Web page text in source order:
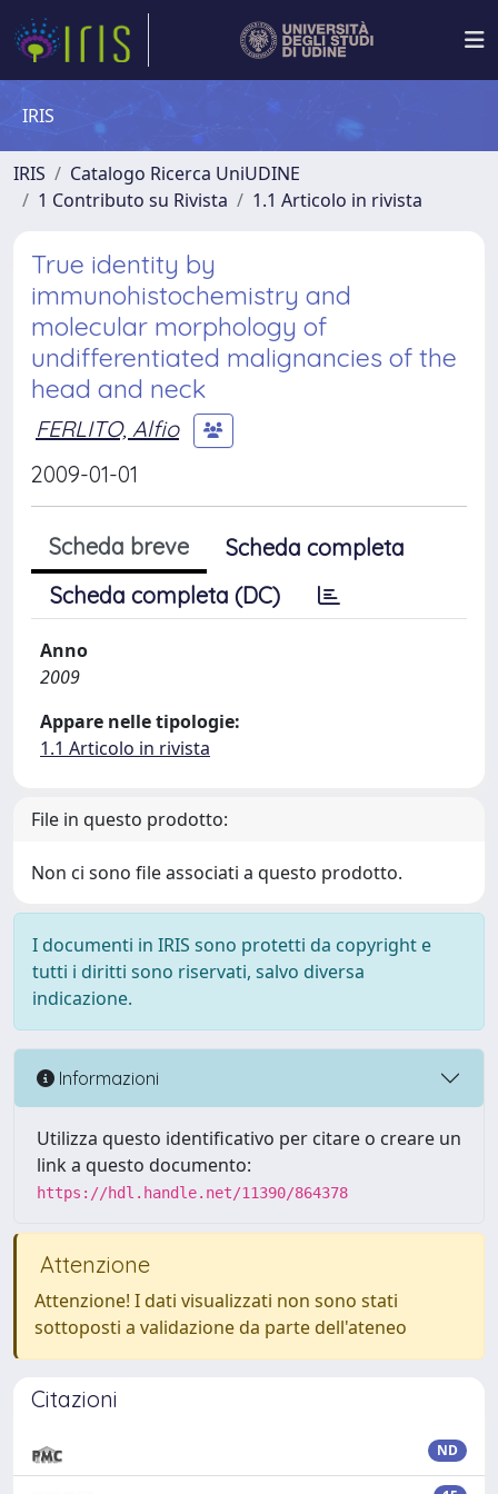
IRIS
IRIS
Catalogo Ricerca UniUDINE
1 Contributo su Rivista
1.1 Articolo in rivista
True identity by
immunohistochemistry and
molecular morphology of
undifferentiated malignancies of the
head and neck
FERLITO, Alfio
2009-01-01
Scheda breve
Scheda completa
Scheda completa (DC)
Anno
2009
Appare nelle tipologie:
1.1 Articolo in rivista
File in questo prodotto:
Non ci sono file associati a questo prodotto.
I documenti in IRIS sono protetti da copyright e
tutti i diritti sono riservati, salvo diversa
indicazione.
Informazioni
Utilizza questo identificativo per citare o creare un
link a questo documento:
https://hdl.handle.net/11390/864378
Attenzione
Attenzione! I dati visualizzati non sono stati
sottoposti a validazione da parte dell'ateneo
Citazioni
ND